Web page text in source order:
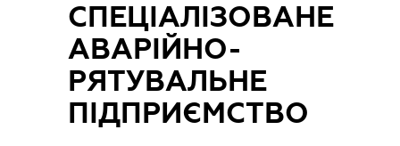
СПЕЦІАЛІЗОВАНЕ
АВАРІЙНО-
РЯТУВАЛЬНЕ
ПІДПРИЄМСТВО